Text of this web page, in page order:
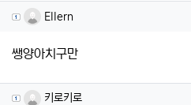
Ellern님의 댓글
Ellern
쌩양아치구만
키로키로님의 댓글
키로키로